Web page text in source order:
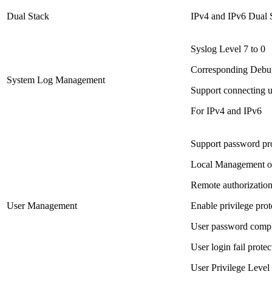
Dual Stack IPv4 and IPv6 Dual
System Log Management
Syslog Level 7 to 0
Corresponding
Support connecting
For IPv4 and IPv6
User Management
Support password
Local Management
Remote
Enable privilege
User password
User login fail
User Privilege Level